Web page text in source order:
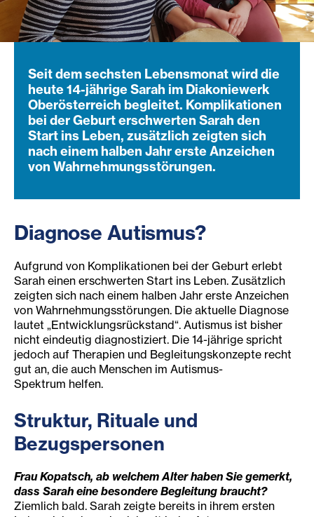
Seit dem sechsten Lebensmonat wird die
heute 14-jährige Sarah im Diakoniewerk
Oberösterreich begleitet. Komplikationen
bei der Geburt erschwerten Sarah den
Start ins Leben, zusätzlich zeigten sich
nach einem halben Jahr erste Anzeichen
von Wahrnehmungsstörungen.
Diagnose Autismus?
Aufgrund von Komplikationen bei der Geburt erlebt
Sarah einen erschwerten Start ins Leben. Zusätzlich
zeigten sich nach einem halben Jahr erste Anzeichen
von Wahrnehmungsstörungen. Die aktuelle Diagnose
lautet „Entwicklungsrückstand“. Autismus ist bisher
nicht eindeutig diagnostiziert. Die 14-jährige spricht
jedoch auf Therapien und Begleitungskonzepte recht
gut an, die auch Menschen im Autismus-
Spektrum helfen.
Struktur, Rituale und
Bezugspersonen
Frau Kopatsch, ab welchem Alter haben Sie gemerkt,
dass Sarah eine besondere Begleitung braucht?
Ziemlich bald. Sarah zeigte bereits in ihrem ersten